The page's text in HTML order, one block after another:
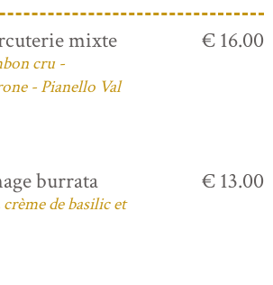
mixte
cru -
- Pianello Val
€ 16.00
burrata
de basilic et
€ 13.00